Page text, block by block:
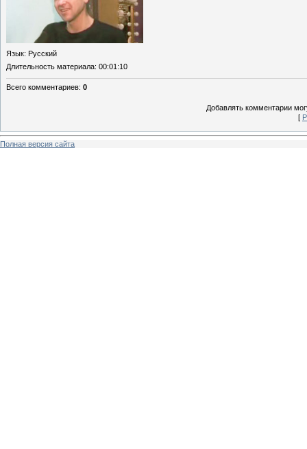
Язык: Русский
Длительность материала: 00:01:10
Всего комментариев: 0
Добавлять комментарии
[
Полная версия сайта